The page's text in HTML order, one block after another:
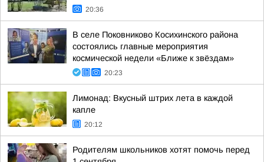
20:36
В селе Поковниково Косихинского района
состоялись главные мероприятия
космической недели «Ближе к звёздам»
20:23
Лимонад: Вкусный штрих лета в каждой
капле
20:12
Родителям школьников хотят помочь перед